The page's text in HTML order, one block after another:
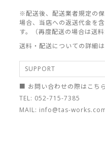
※配送後、配送業者規定の
場合、当店への返送代金を
す。（再度配送の場合は送
送料・配送についての詳細
SUPPORT
■ お問い合わせの際はこち
TEL: 052-715-7385
MAIL: info@tas-